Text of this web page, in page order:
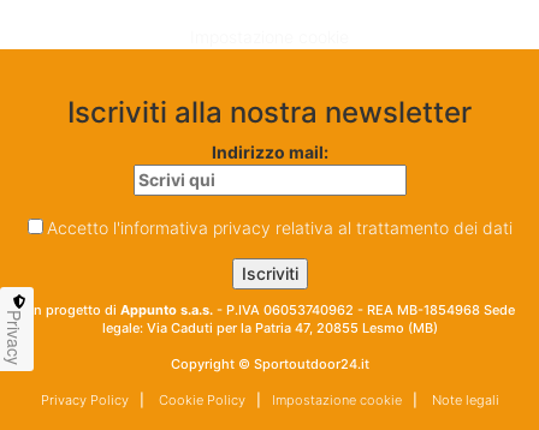
Iscriviti alla nostra newsletter
Indirizzo mail:
Accetto l'informativa privacy relativa al trattamento dei dati
Un progetto di Appunto s.a.s. - P.IVA 06053740962 - REA MB-1854968 Sede
legale: Via Caduti per la Patria 47, 20855 Lesmo (MB)
Copyright © Sportoutdoor24.it
Privacy Policy| Cookie Policy| Impostazione cookie| Note legali
Privacy